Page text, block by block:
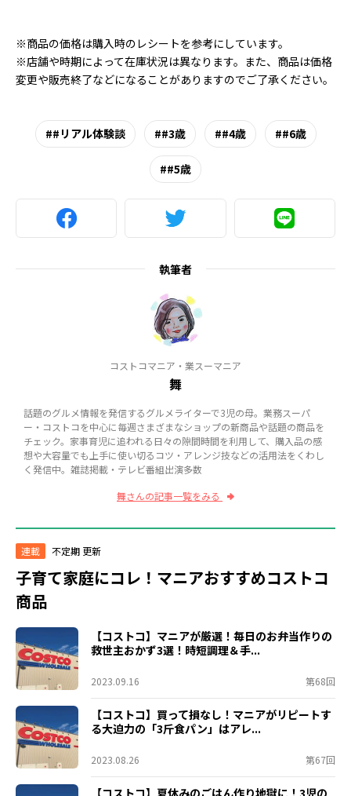
※商品の価格は購入時のレシートを参考にしています。
※店舗や時期によって在庫状況は異なります。また、商品は価格
変更や販売終了などになることがありますのでご了承ください。
#リアル体験談 #3歳 #4歳 #6歳
#5歳
執筆者
コストコマニア・業スーマニア
舞
話題のグルメ情報を発信するグルメライターで3児の母。業務スーパ
ー・コストコを中心に毎週さまざまなショップの新商品や話題の商品を
チェック。家事育児に追われる日々の隙間時間を利用して、購入品の感
想や大容量でも上手に使い切るコツ・アレンジ技などの活用法をくわし
く発信中。雑誌掲載・テレビ番組出演多数
舞さんの記事一覧をみる
連載 不定期 更新
子育て家庭にコレ！マニアおすすめコストコ
商品
【コストコ】マニアが厳選！毎日のお弁当作りの
救世主おかず3選！時短調理＆手...
2023.09.16 第68回
【コストコ】買って損なし！マニアがリピートす
る大迫力の「3斤食パン」はアレ...
2023.08.26 第67回
【コストコ】夏休みのごはん作り地獄に！3児の